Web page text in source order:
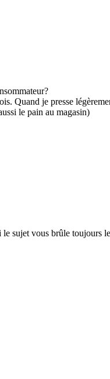
Quand je presse
le pain au magasin)
sujet vous brûle toujours